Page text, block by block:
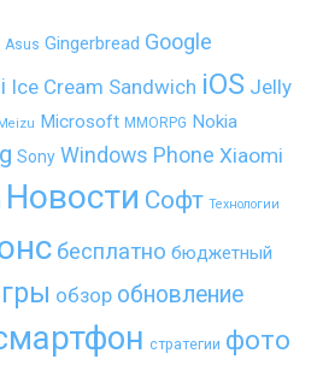
Asus Gingerbread Google
Ice Cream Sandwich iOS Jelly
Microsoft MMORPG Nokia
Sony Windows Phone Xiaomi
Новости Софт Технологии
бесплатно бюджетный
обзор обновление
стратегии фото